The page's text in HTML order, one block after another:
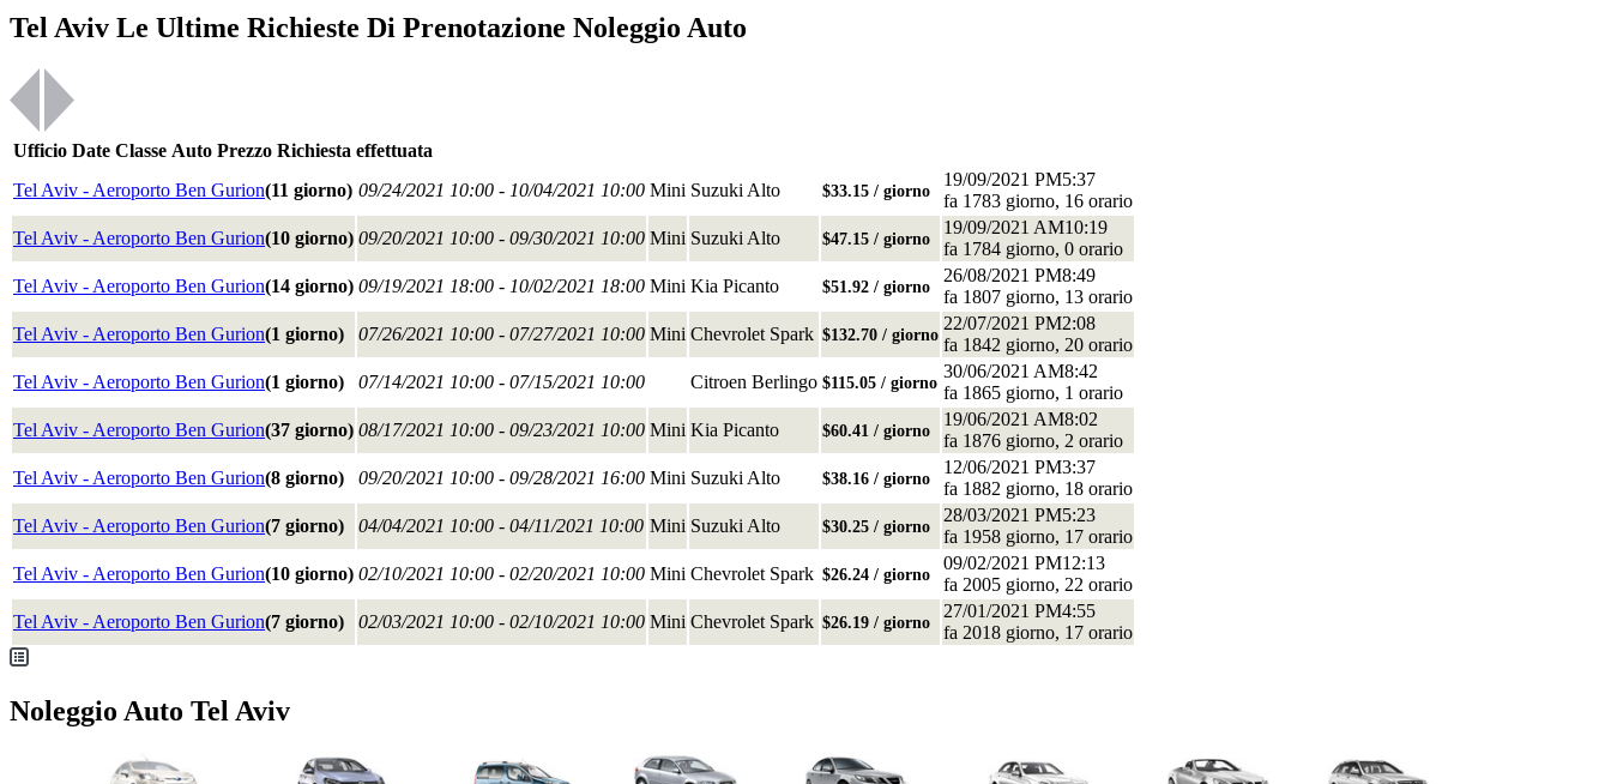
Tel Aviv Le Ultime Richieste Di Prenotazione Noleggio Auto
Ufficio Date Classe Auto Prezzo Richiesta effettuata
Tel Aviv - Aeroporto Ben Gurion(11 giorno) 09/24/2021 10:00 - 10/04/2021 10:00 Mini Suzuki Alto $33.15 / giorno
19/09/2021 PM5:37
fa 1783 giorno, 16 orario
Tel Aviv - Aeroporto Ben Gurion(10 giorno) 09/20/2021 10:00 - 09/30/2021 10:00 Mini Suzuki Alto $47.15 / giorno
19/09/2021 AM10:19
fa 1784 giorno, 0 orario
Tel Aviv - Aeroporto Ben Gurion(14 giorno) 09/19/2021 18:00 - 10/02/2021 18:00 Mini Kia Picanto $51.92 / giorno
26/08/2021 PM8:49
fa 1807 giorno, 13 orario
Tel Aviv - Aeroporto Ben Gurion(1 giorno) 07/26/2021 10:00 - 07/27/2021 10:00 Mini Chevrolet Spark $132.70 / giorno
22/07/2021 PM2:08
fa 1842 giorno, 20 orario
Tel Aviv - Aeroporto Ben Gurion(1 giorno) 07/14/2021 10:00 - 07/15/2021 10:00 Citroen Berlingo $115.05 / giorno
30/06/2021 AM8:42
fa 1865 giorno, 1 orario
Tel Aviv - Aeroporto Ben Gurion(37 giorno) 08/17/2021 10:00 - 09/23/2021 10:00 Mini Kia Picanto $60.41 / giorno
19/06/2021 AM8:02
fa 1876 giorno, 2 orario
Tel Aviv - Aeroporto Ben Gurion(8 giorno) 09/20/2021 10:00 - 09/28/2021 16:00 Mini Suzuki Alto $38.16 / giorno
12/06/2021 PM3:37
fa 1882 giorno, 18 orario
Tel Aviv - Aeroporto Ben Gurion(7 giorno) 04/04/2021 10:00 - 04/11/2021 10:00 Mini Suzuki Alto $30.25 / giorno
28/03/2021 PM5:23
fa 1958 giorno, 17 orario
Tel Aviv - Aeroporto Ben Gurion(10 giorno) 02/10/2021 10:00 - 02/20/2021 10:00 Mini Chevrolet Spark $26.24 / giorno
09/02/2021 PM12:13
fa 2005 giorno, 22 orario
Tel Aviv - Aeroporto Ben Gurion(7 giorno) 02/03/2021 10:00 - 02/10/2021 10:00 Mini Chevrolet Spark $26.19 / giorno
27/01/2021 PM4:55
fa 2018 giorno, 17 orario
Noleggio Auto Tel Aviv